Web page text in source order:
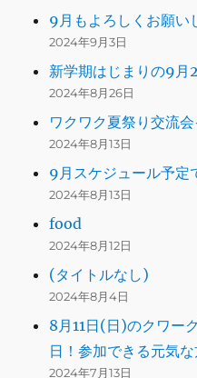
9月もよろしくお願い
2024年9月3日
新学期はじまりの9月
2024年8月26日
ワクワク夏祭り交流会
2024年8月13日
9月スケジュール予定
2024年8月13日
food
2024年8月12日
(タイトルなし)
2024年8月4日
8月11日(日)のクワー
日！参加できる元気な
2024年7月13日